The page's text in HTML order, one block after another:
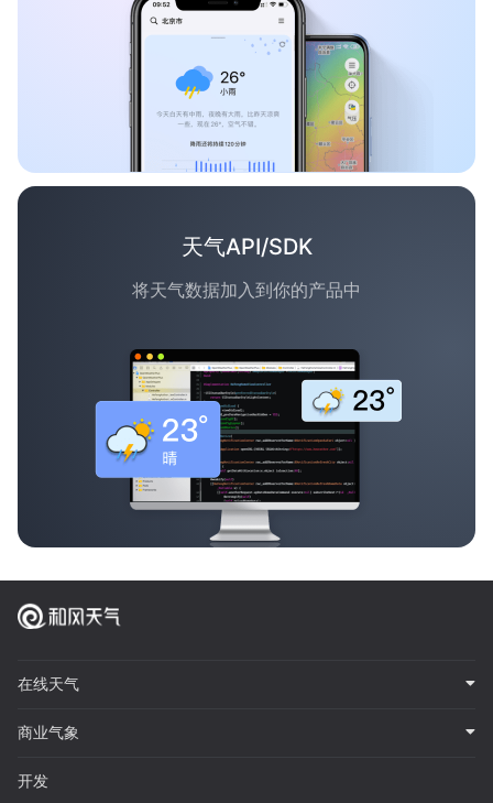
天气API/SDK
将天气数据加入到你的产品中
在线天气
商业气象
开发